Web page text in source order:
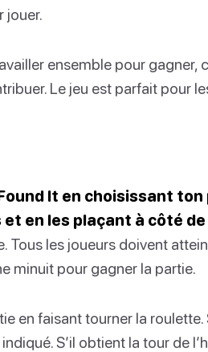
jouer.
ensemble pour gagner,
Le jeu est parfait pour
It en choisissant ton
en les plaçant à côté
Tous les joueurs doivent
minuit pour gagner la partie.
en faisant tourner la roulette.
S’il obtient la tour de